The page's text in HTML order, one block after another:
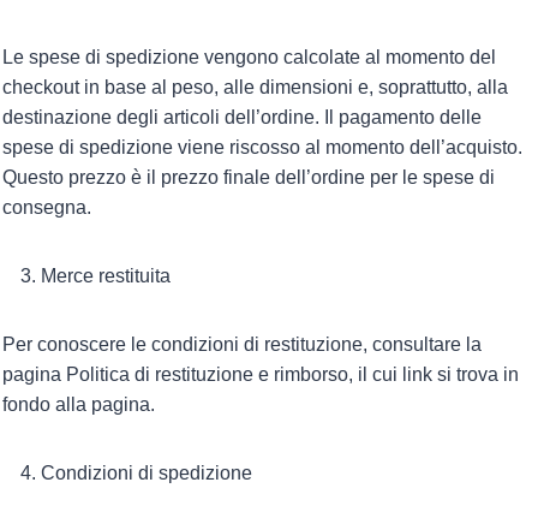
Le spese di spedizione vengono calcolate al momento del
checkout in base al peso, alle dimensioni e, soprattutto, alla
destinazione degli articoli dell’ordine. Il pagamento delle
spese di spedizione viene riscosso al momento dell’acquisto.
Questo prezzo è il prezzo finale dell’ordine per le spese di
consegna.
Merce restituita
Per conoscere le condizioni di restituzione, consultare la
pagina Politica di restituzione e rimborso, il cui link si trova in
fondo alla pagina.
Condizioni di spedizione